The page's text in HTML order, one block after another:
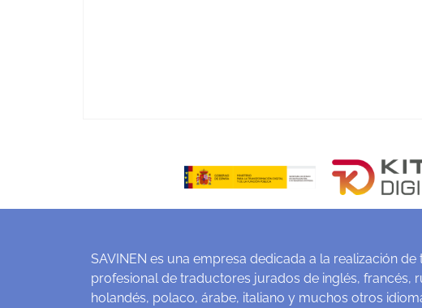
SAVINEN es una empresa dedicada a la realización
profesional de traductores jurados de inglés, francés,
holandés, polaco, árabe, italiano y muchos otros